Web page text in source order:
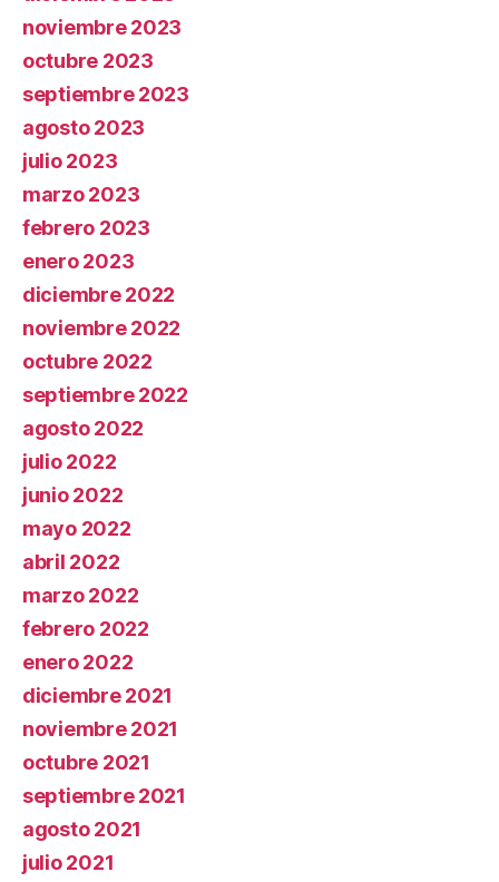
noviembre 2023
octubre 2023
septiembre 2023
agosto 2023
julio 2023
marzo 2023
febrero 2023
enero 2023
diciembre 2022
noviembre 2022
octubre 2022
septiembre 2022
agosto 2022
julio 2022
junio 2022
mayo 2022
abril 2022
marzo 2022
febrero 2022
enero 2022
diciembre 2021
noviembre 2021
octubre 2021
septiembre 2021
agosto 2021
julio 2021